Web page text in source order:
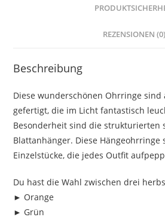
REZENSIONEN (0)
Beschreibung
Diese wunderschönen Ohrringe sind
gefertigt, die im Licht fantastisch
Besonderheit sind die strukturierten
Blattanhänger. Diese Hängeohrringe
Einzelstücke, die jedes Outfit
Du hast die Wahl zwischen drei
► Orange
► Grün